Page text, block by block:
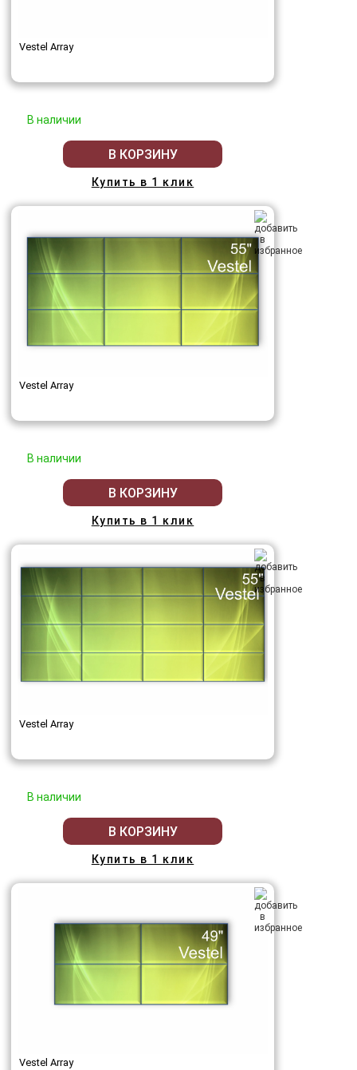
Vestel Array
В наличии
В КОРЗИНУ
Купить в 1 клик
Vestel Array
В наличии
В КОРЗИНУ
Купить в 1 клик
Vestel Array
В наличии
В КОРЗИНУ
Купить в 1 клик
Vestel Array